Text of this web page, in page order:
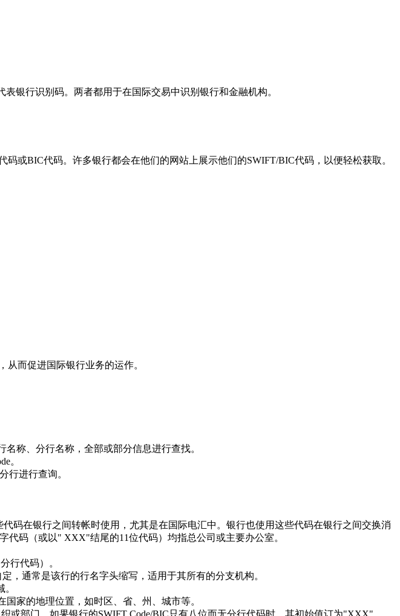
银行识别码。两者都用于在国际交易中识别银行和金融机构。
或BIC代码。许多银行都会在他们的网站上展示他们的SWIFT/BIC代码，以便轻松获取。
而促进国际银行业务的运作。
称、分行名称，全部或部分信息进行查找。
。
行进行查询。
码在银行之间转帐时使用，尤其是在国际电汇中。银行也使用这些代码在银行之间交换消
代码（或以" XXX"结尾的11位代码）均指总公司或主要办公室。
行代码）。
，通常是该行的行名字头缩写，适用于其所有的分支机构。
家的地理位置，如时区、省、州、城市等。